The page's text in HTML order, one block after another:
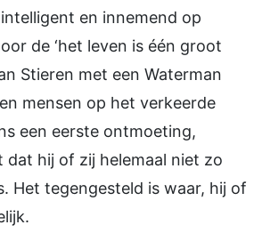
en innemend op
de ‘het leven is één groot
Stieren met een Waterman
mensen op het verkeerde
een eerste ontmoeting,
dat hij of zij helemaal niet zo
Het tegengesteld is waar, hij of